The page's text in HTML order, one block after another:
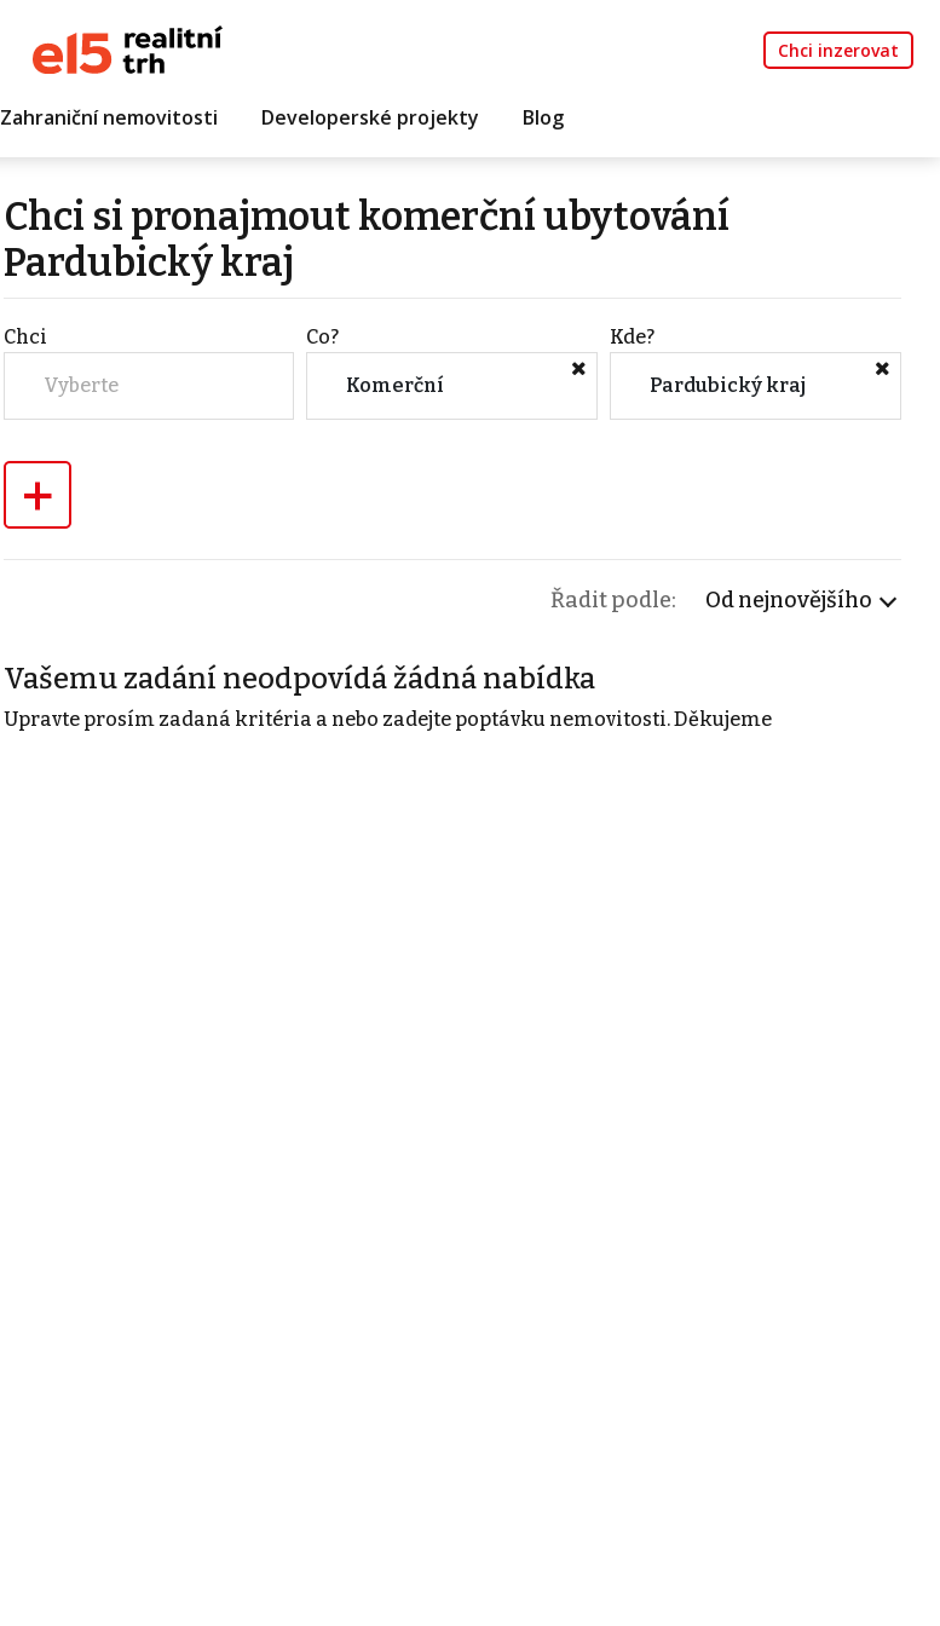
Chci inzerovat
Zahraniční nemovitosti Developerské projekty Blog
Chci si pronajmout komerční ubytování
Pardubický kraj
Chci
Vyberte
Co?
Komerční
Kde?
Pardubický kraj
+
Řadit podle: Od nejnovějšího
Vašemu zadání neodpovídá žádná nabídka
Upravte prosím zadaná kritéria a nebo zadejte poptávku nemovitosti. Děkujeme